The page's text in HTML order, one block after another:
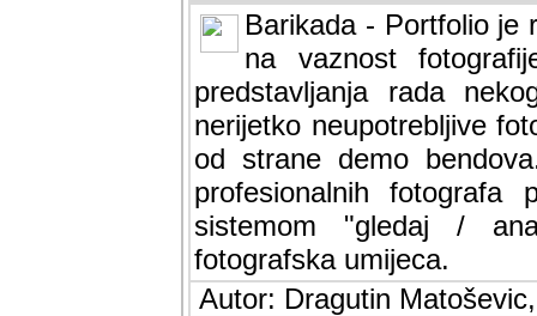
Barikada - Portfolio je
na vaznost
predstavljanja rada
nerijetko neupotrebljive
od strane demo
profesionalnih fotografa
sistemom "gledaj /
fotografska umijeca.
Autor: Dragutin